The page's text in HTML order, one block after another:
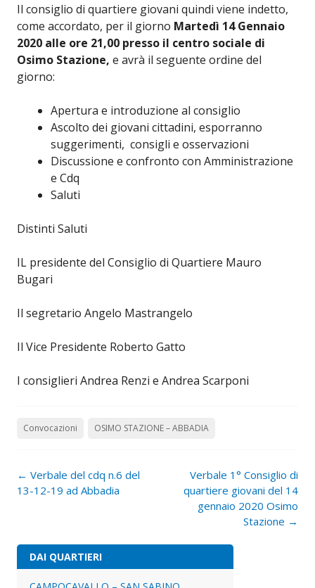
Il consiglio di quartiere giovani quindi viene indetto,
come accordato, per il giorno Martedì 14 Gennaio
2020 alle ore 21,00 presso il centro sociale di
Osimo Stazione, e avrà il seguente ordine del
giorno:
Apertura e introduzione al consiglio
Ascolto dei giovani cittadini, esporranno
suggerimenti, consigli e osservazioni
Discussione e confronto con Amministrazione
e Cdq
Saluti
Distinti Saluti
IL presidente del Consiglio di Quartiere Mauro
Bugari
Il segretario Angelo Mastrangelo
Il Vice Presidente Roberto Gatto
I consiglieri Andrea Renzi e Andrea Scarponi
Convocazioni OSIMO STAZIONE – ABBADIA
Navigazione
articolo
← Verbale del cdq n.6 del
13-12-19 ad Abbadia
Verbale 1° Consiglio di
quartiere giovani del 14
gennaio 2020 Osimo
Stazione →
DAI QUARTIERI